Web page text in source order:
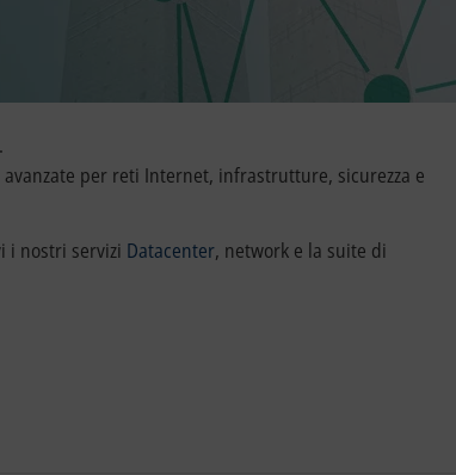
per reti Internet, infrastrutture, sicurezza e
i nostri servizi Datacenter, network e la suite di